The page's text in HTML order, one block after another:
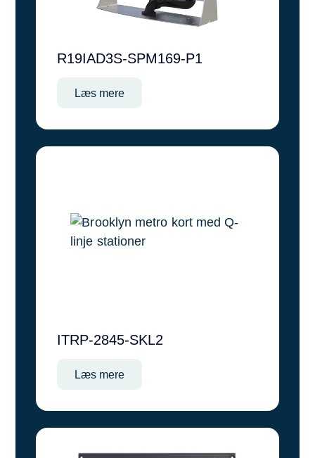
R19IAD3S-SPM169-P1
Læs mere
ITRP-2845-SKL2
Læs mere